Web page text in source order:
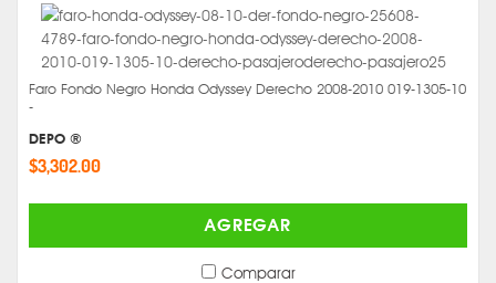
Faro Fondo Negro Honda Odyssey Derecho 2008-2010 019-1305-10
-
DEPO ®
$3,302.00
AGREGAR
Comparar